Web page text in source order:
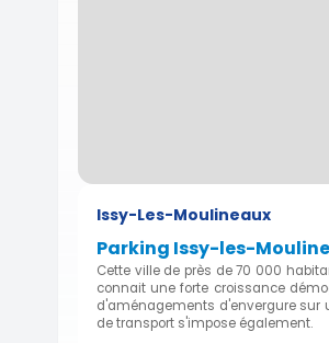
Issy-Les-Moulineaux
Parking Issy-les-
Cette ville de près de 70 000
connait une forte croissance
d'aménagements d'envergure sur
de transport s'impose également.